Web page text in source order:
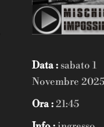
Data : sabato 1
Novembre 2025
Ora :21:45